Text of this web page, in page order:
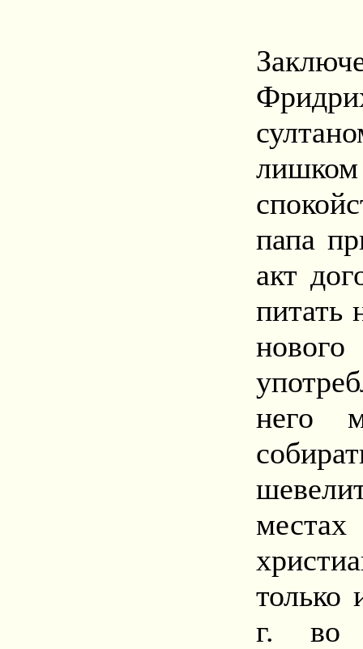
папа
акт
питать
него
только
г. во